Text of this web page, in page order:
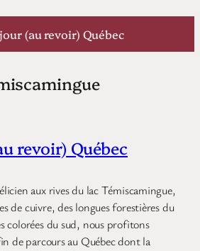
(au revoir) Québec
revoir) Québec
aux rives du lac Témiscamingue,
de cuivre, des longues forestières du
colorées du sud, nous profitons
de parcours au Québec dont la